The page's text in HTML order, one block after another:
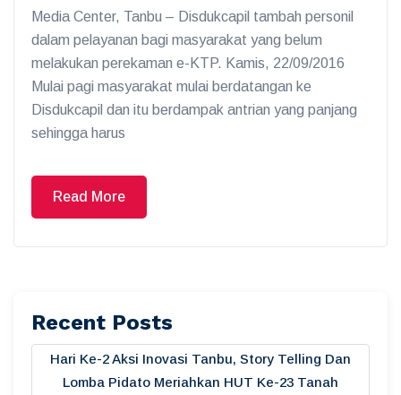
Media Center, Tanbu – Disdukcapil tambah personil
dalam pelayanan bagi masyarakat yang belum
melakukan perekaman e-KTP. Kamis, 22/09/2016
Mulai pagi masyarakat mulai berdatangan ke
Disdukcapil dan itu berdampak antrian yang panjang
sehingga harus
Read More
Recent Posts
Hari Ke-2 Aksi Inovasi Tanbu, Story Telling Dan
Lomba Pidato Meriahkan HUT Ke-23 Tanah